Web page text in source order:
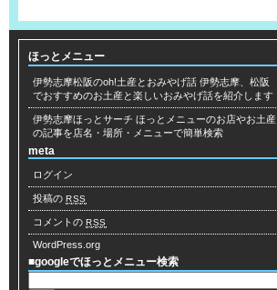
ほっとメニュー
伊勢志摩松阪のoh!土産とおみやげ話 伊勢志摩、松阪
でおすすめのお土産と楽しいおみやげ話を紹介します
伊勢志摩ほっとサーチ ほっとメニューのお店やお土産
の記事を店名・場所・メニューで簡単検索
meta
ログイン
投稿の RSS
コメントの RSS
WordPress.org
■googleでほっとメニュー検索